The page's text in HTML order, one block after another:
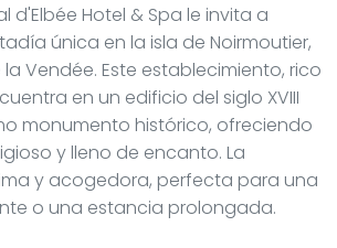
d'Elbée Hotel & Spa le invita a
única en la isla de Noirmoutier,
Vendée. Este establecimiento, rico
en un edificio del siglo XVIII
monumento histórico, ofreciendo
y lleno de encanto. La
y acogedora, perfecta para una
o una estancia prolongada.